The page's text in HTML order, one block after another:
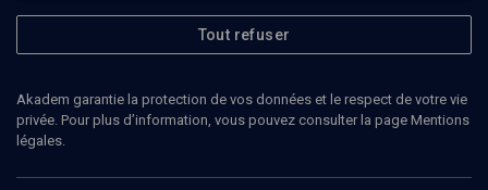
Tout refuser
Akadem garantie la protection de vos données et le respect de votre vie
privée. Pour plus d’information, vous pouvez consulter la page Mentions
légales.